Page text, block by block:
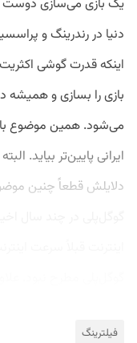
یک بازی می‌سازی دوست
دنیا در رندرینگ و
اینکه قدرت گوشی
بازی را بسازی و همیشه
می‌شود. همین موضوع
ایرانی پایین‌تر بیاید.
دلایلش قطعاً چنین
فیلترینگ